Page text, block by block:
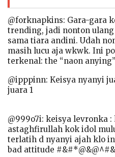
@forknapkins: Gara-gara
trending, jadi nonton
sama tiara andini. Udah
masih lucu aja wkwk. Ini
terkenal: the “naon anying”
@ipppinn: Keisya nyanyi
juara 1
@999o7i: keisya levronka
astaghfirullah kok idol
terlatih d nyanyi ajah klo
bad attitude